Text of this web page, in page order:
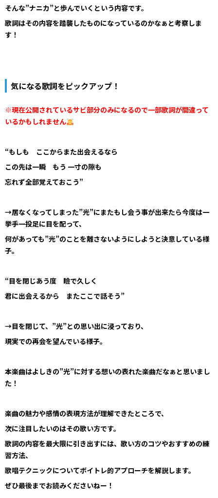
そんな”ナニカ”と歩んでいくという内容です。
歌詞はその内容を踏襲したものになっているのかなぁと考察しま
す！
気になる歌詞をピックアップ！
※現在公開されているサビ部分のみになるので一部歌詞が間違って
いるかもしれません
“もしも ここからまた出会えるなら
この先は一瞬 もう 一寸の隙も
忘れず全部覚えておこう”
→居なくなってしまった”光”にまたもし会う事が出来たら今度は一
挙手一投足に目を配って、
何があっても”光”のことを離さないようにしようと決意している様
子。
“目を閉じあう度 瞼で久しく
君に出会えるから またここで話そう”
→目を閉じて、”光”との思い出に浸っており、
現実での再会を望んでいる様子。
本楽曲はよしきの”光”に対する想いの表れた楽曲だなぁと思いまし
た！
楽曲の魅力や感情の表現方法が理解できたところで、
次に注目したいのはその歌い方です。
歌詞の内容を最大限に引き出すには、歌い方のコツやおすすめの練
習方法、
歌唱テクニックについてボイトレ的アプローチを解説します。
ぜひ最後までお読みくださいねー！